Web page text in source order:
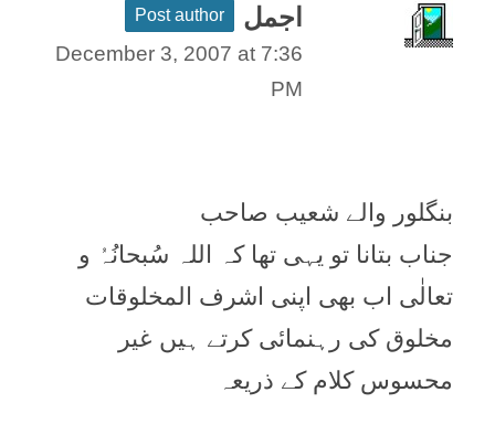
اجمل Post author
December 3, 2007 at 7:36
PM
بنگلور والے شعیب صاحب
جناب بتانا تو یہی تھا کہ اللہ سُبحانُہُ و
تعالٰی اب بھی اپنی اشرف المخلوقات
مخلوق کی رہنمائی کرتے ہیں غیر
محسوس کلام کے ذریعہ